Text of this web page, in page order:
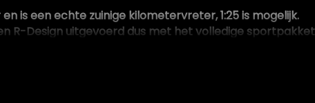
is een echte zuinige kilometervreter, 1:25 is mogelijk.
R-Design uitgevoerd dus met het volledige